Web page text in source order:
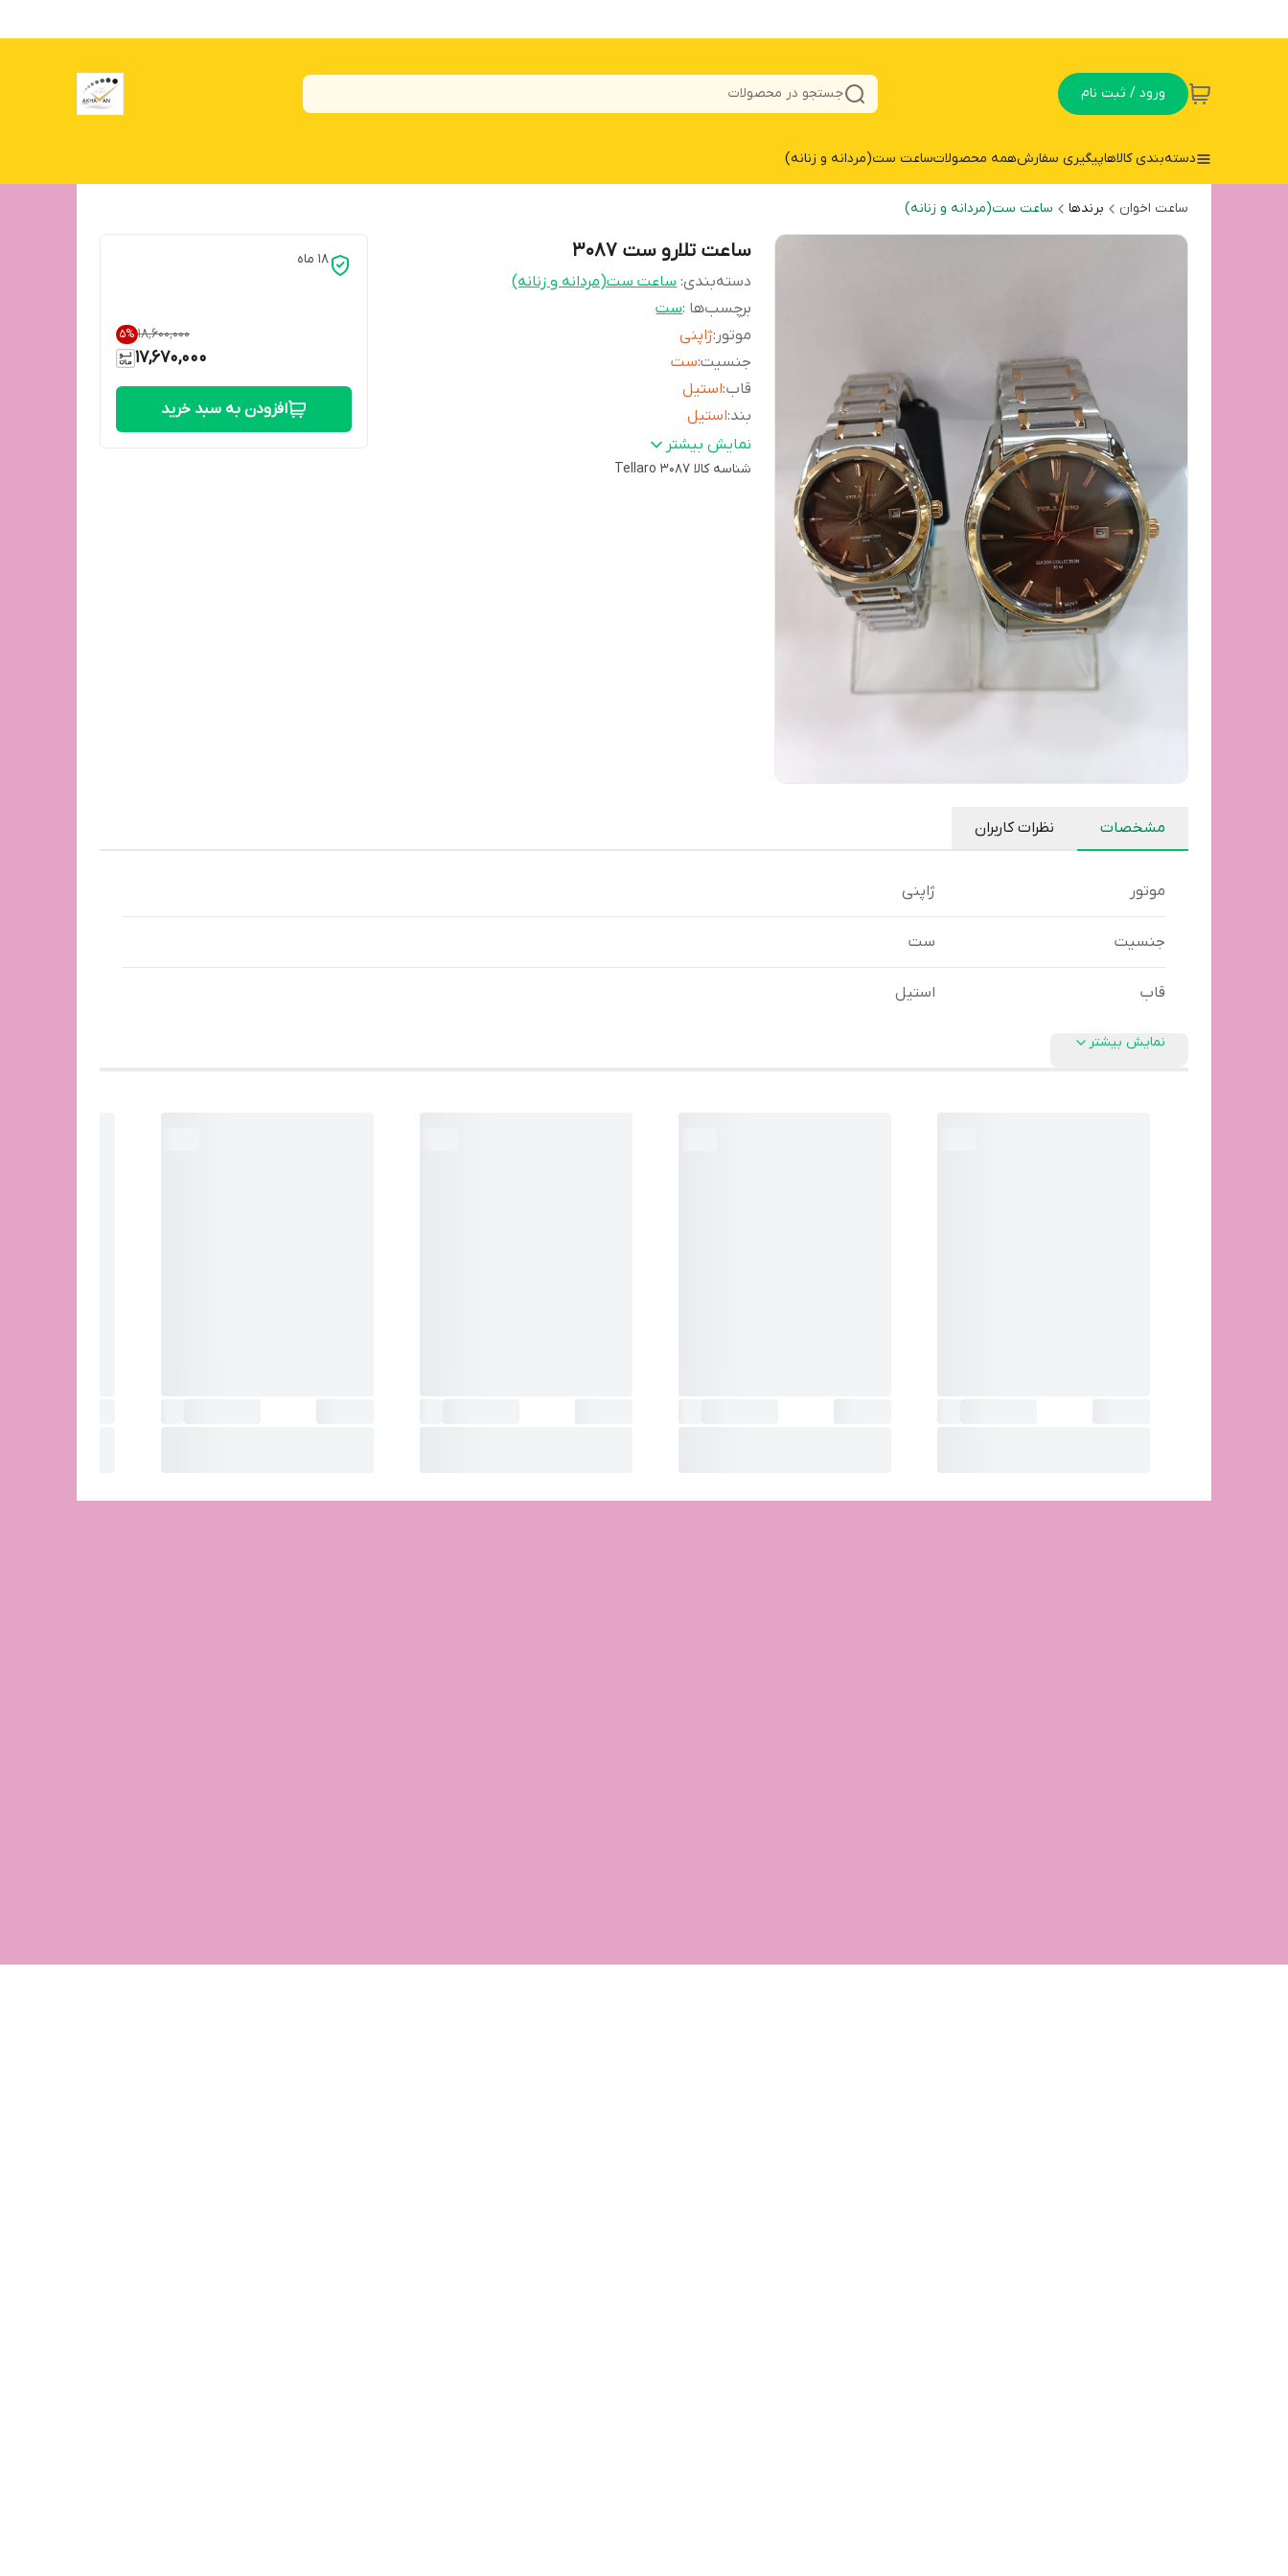
ورود / ثبت نام جستجو در محصولات
دسته‌بندی کالاهاپیگیری سفارشهمه محصولاتساعت ست(مردانه و زنانه)
ساعت اخوان برندها ساعت ست(مردانه و زنانه)
ساعت تلارو ست 3087
دسته‌بندی:ساعت ست(مردانه و زنانه)
برچسب‌ها :ست
موتور :ژاپنی
جنسیت:ست
قاب:استیل
بند:استیل
کرنوگراف:ندارد
ماه شمار: دارد
نمایش بیشتر
شناسه کالا Tellaro 3087
18 ماه
۱۸٬۶۰۰٬۰۰۰ 5%
17,670,000
افزودن به سبد خرید
مشخصات نظرات کاربران
موتور ژاپنی
جنسیت ست
قاب استیل
نمایش بیشتر